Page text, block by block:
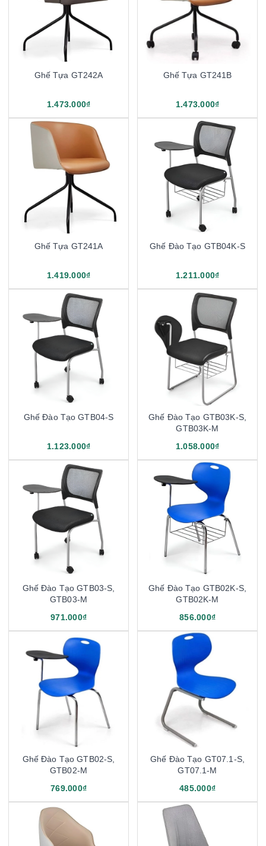
Ghế Tựa GT242A
1.473.000₫
Ghế Tựa GT241B
1.473.000₫
Ghế Tựa GT241A
1.419.000₫
Ghế Đào Tạo GTB04K-S
1.211.000₫
Ghế Đào Tạo GTB04-S
1.123.000₫
Ghế Đào Tạo GTB03K-S,
GTB03K-M
1.058.000₫
Ghế Đào Tạo GTB03-S,
GTB03-M
971.000₫
Ghế Đào Tạo GTB02K-S,
GTB02K-M
856.000₫
Ghế Đào Tạo GTB02-S,
GTB02-M
769.000₫
Ghế Đào Tạo GT07.1-S,
GT07.1-M
485.000₫